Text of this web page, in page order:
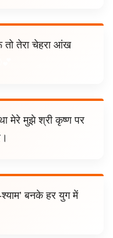
तो तेरा चेहरा आंख
मेरे मुझे श्री कृष्ण पर
श्याम’ बनके हर युग में